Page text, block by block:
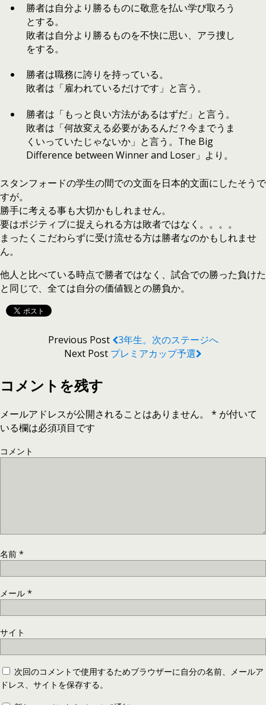
勝者は自分より勝るものに敬意を払い学び取ろう
とする。
敗者は自分より勝るものを不快に思い、アラ捜し
をする。
勝者は職務に誇りを持っている。
敗者は「雇われているだけです」と言う。
勝者は「もっと良い方法があるはずだ」と言う。
敗者は「何故変える必要があるんだ？今までうま
くいっていたじゃないか」と言う。The Big
Difference between Winner and Loser」より。
スタンフォードの学生の間での文面を日本的文面にしたそうで
すが。
勝手に考える事も大切かもしれません。
要はポジティブに捉えられる方は敗者ではなく。。。。
まったくこだわらずに受け流せる方は勝者なのかもしれませ
ん。
他人と比べている時点で勝者ではなく、試合での勝った負けた
と同じで、全ては自分の価値観との勝負か。
Previous Post
3年生。次のステージへ
Next Post プレミアカップ予選
コメントを残す
メールアドレスが公開されることはありません。 * が付いて
いる欄は必須項目です
コメント
名前 *
メール *
サイト
次回のコメントで使用するためブラウザーに自分の名前、メールア
ドレス、サイトを保存する。